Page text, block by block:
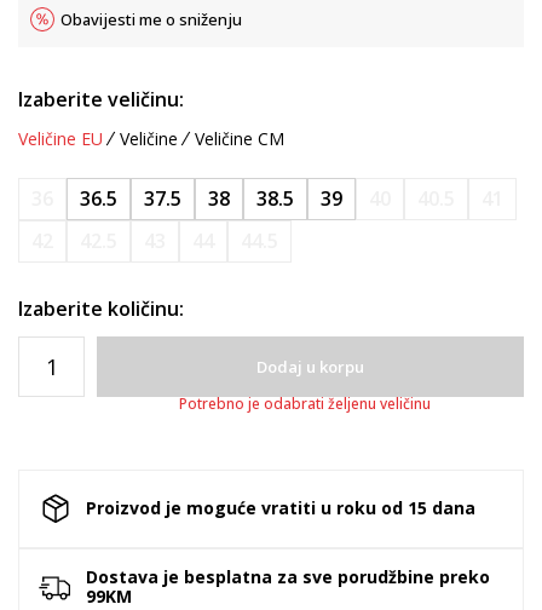
Obavijesti me o sniženju
Izaberite veličinu:
Veličine EU Veličine Veličine CM
36.5 37.5 38 38.5 39
Izaberite količinu:
Dodaj u korpu
Potrebno je odabrati željenu veličinu
Proizvod je moguće vratiti u roku od 15 dana
Dostava je besplatna za sve porudžbine preko
99KM